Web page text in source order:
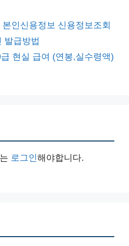
인신용정보 신용정보조회
발급방법
현실 급여 (연봉,실수령액)
로그인해야합니다.